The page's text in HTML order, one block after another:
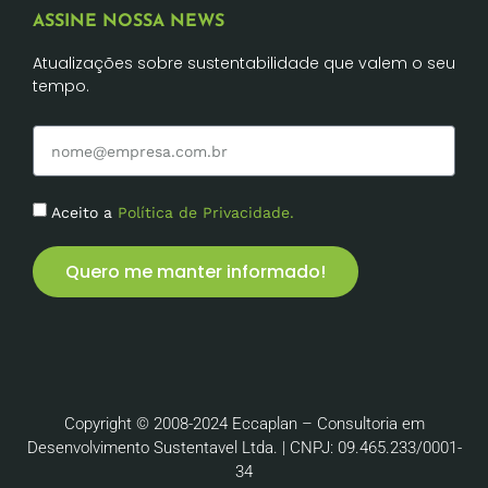
ASSINE NOSSA NEWS
Atualizações sobre sustentabilidade que valem o seu
tempo.
Aceito a Política de Privacidade.
Quero me manter informado!
Copyright © 2008-2024 Eccaplan – Consultoria em
Desenvolvimento Sustentavel Ltda. | CNPJ: 09.465.233/0001-
34